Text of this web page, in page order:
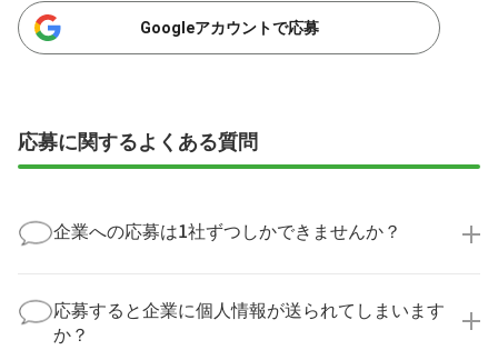
Googleアカウントで応募
応募に関するよくある質問
企業への応募は1社ずつしかできませんか？
実際に医療キャリアナビを利用して転職に成功した方
の多くは、複数応募して自分に合った職場を選ばれて
います。
応募すると企業に個人情報が送られてしまいます
か？